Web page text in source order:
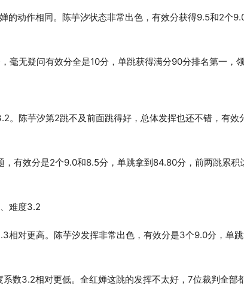
的动作相同。陈芋汐状态非常出色，有效分获得9.5和2个
毫无疑问有效分全是10分，单跳获得满分90分排名第一，领
。陈芋汐第2跳不及前面跳得好，总体发挥也还不错，有效
有效分是2个9.0和8.5分，单跳拿到84.80分，前两跳累积
难度3.2
相对更高。陈芋汐发挥非常出色，有效分是3个9.0分，单
数3.2相对更低。全红婵这跳的发挥不太好，7位裁判全部